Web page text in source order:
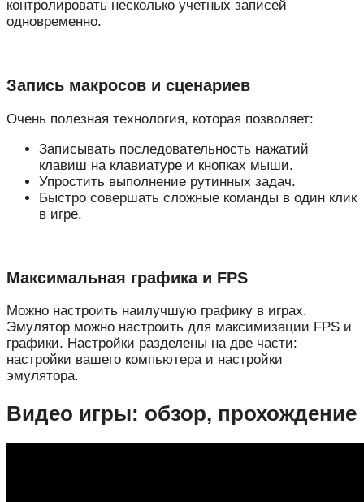
контролировать несколько учетных записей
одновременно.
Запись макросов и сценариев
Очень полезная технология, которая позволяет:
Записывать последовательность нажатий
клавиш на клавиатуре и кнопках мыши.
Упростить выполнение рутинных задач.
Быстро совершать сложные команды в один клик
в игре.
Максимальная графика и FPS
Можно настроить наилучшую графику в играх.
Эмулятор можно настроить для максимизации FPS и
графики. Настройки разделены на две части:
настройки вашего компьютера и настройки
эмулятора.
Видео игры: обзор, прохождение